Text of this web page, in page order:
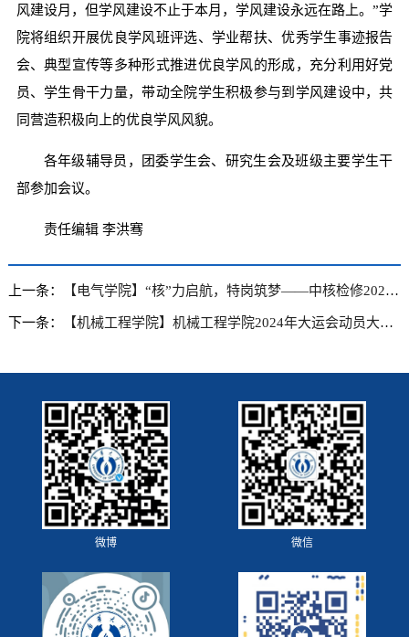
风建设月，但学风建设不止于本月，学风建设永远在路上。”学
院将组织开展优良学风班评选、学业帮扶、优秀学生事迹报告
会、典型宣传等多种形式推进优良学风的形成，充分利用好党
员、学生骨干力量，带动全院学生积极参与到学风建设中，共
同营造积极向上的优良学风风貌。
各年级辅导员，团委学生会、研究生会及班级主要学生干
部参加会议。
责任编辑 李洪骞
上一条： 【电气学院】“核”力启航，特岗筑梦——中核检修2023级核特岗班班主任见面会暨第二次班会圆满落幕
下一条： 【机械工程学院】机械工程学院2024年大运会动员大会召开
微博 微信